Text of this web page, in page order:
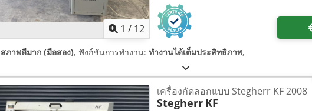
1 / 12
สภาพดีมาก (มือสอง), ฟังก์ชันการทำงาน: ทำงานได้เต็มประสิทธิภาพ,
เครื่องกัดลอกแบบ Stegherr KF 2008
Stegherr KF